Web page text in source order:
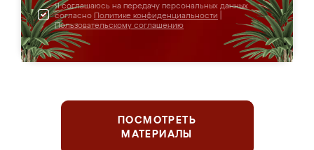
Я соглашаюсь на передачу персональных данных
согласно Политике конфиденциальности
Пользовательскому соглашению
ПОСМОТРЕТЬ
МАТЕРИАЛЫ